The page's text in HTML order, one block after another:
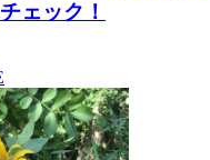
ェック！